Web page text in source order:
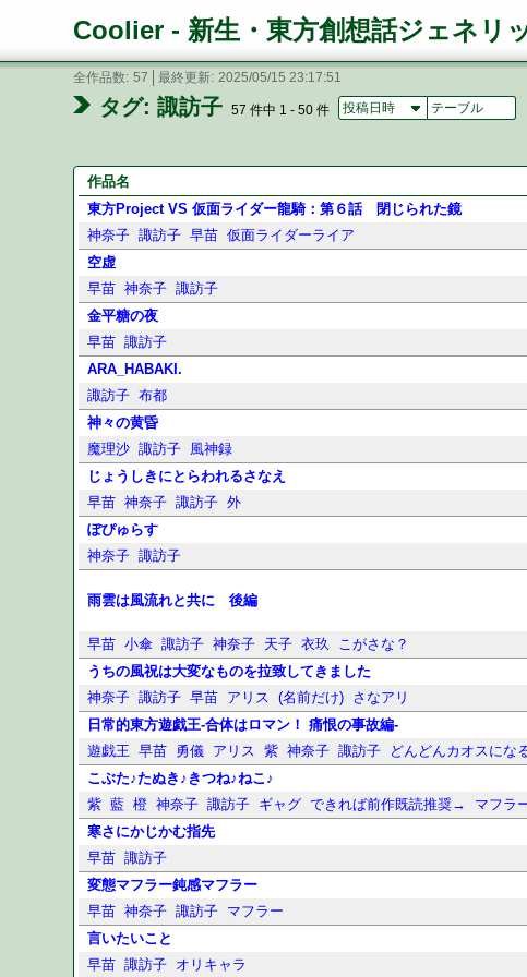
Coolier - 新生・東方創想話ジェネリ
タグ: 諏訪子 57 件中 1 - 50 件 投稿日時 テーブル
全作品数 57 最終更新 2025/05/15 23:17:51
作品名
東方Project VS 仮面ライダー龍騎：第６話 閉じられた鏡
神奈子 諏訪子 早苗 仮面ライダーライア
空虚
早苗 神奈子 諏訪子
金平糖の夜
早苗 諏訪子
ARA_HABAKI.
諏訪子 布都
神々の黄昏
魔理沙 諏訪子 風神録
じょうしきにとらわれるさなえ
早苗 神奈子 諏訪子 外
ぽぴゅらす
神奈子 諏訪子
雨雲は風流れと共に 後編
早苗 小傘 諏訪子 神奈子 天子 衣玖
こがさな？
うちの風祝は大変なものを拉致してきました
神奈子 諏訪子 早苗 アリス (名前だけ) さなアリ
日常的東方遊戯王-合体はロマン！ 痛恨の事故編-
遊戯王
早苗 勇儀 アリス 紫 神奈子 諏訪子
どんどんカオスにな
こぶた♪たぬき♪きつね♪ねこ♪
紫 藍 橙 神奈子 諏訪子 ギャグ できれば前作既読推奨→
マフラ
寒さにかじかむ指先
早苗 諏訪子
変態マフラー鈍感マフラー
早苗 神奈子 諏訪子 マフラー
言いたいこと
早苗 諏訪子 オリキャラ